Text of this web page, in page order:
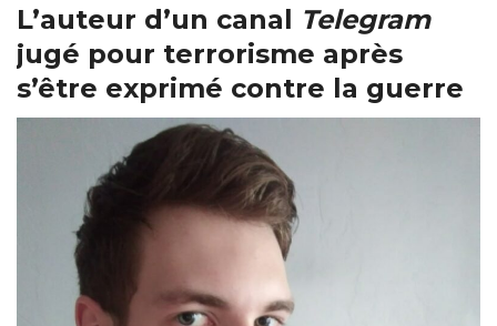
L’auteur d’un canal Telegram
jugé pour terrorisme après
s’être exprimé contre la guerre